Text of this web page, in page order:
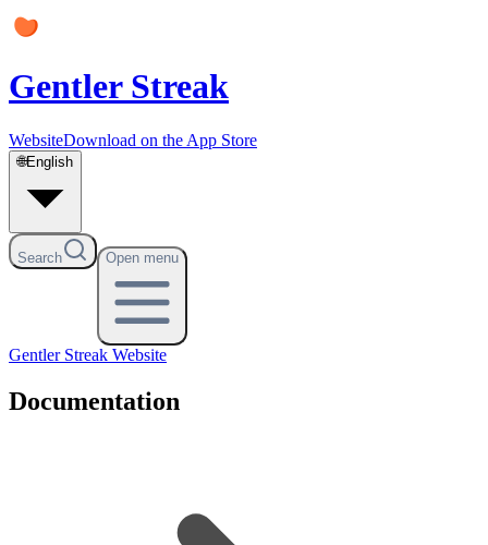
Gentler Streak
WebsiteDownload on the App Store
🌐English
Search Open menu
Gentler Streak Website
Documentation